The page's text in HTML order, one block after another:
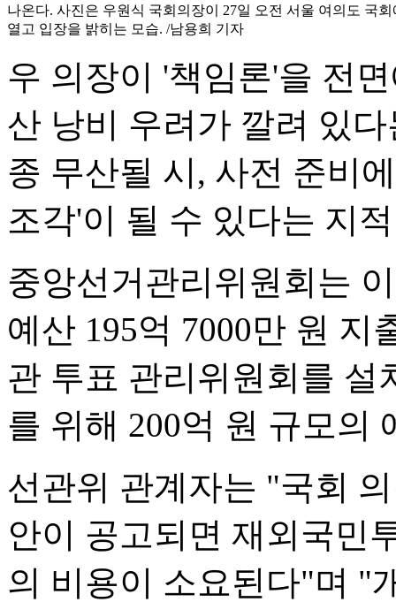
나온다. 사진은 우원식 국회의장이 27일 오전 서울 여의도 국
열고 입장을 밝히는 모습. /남용희 기자
우 의장이 '책임론'을 전
산 낭비 우려가 깔려 있
종 무산될 시, 사전 준비
조각'이 될 수 있다는 지
중앙선거관리위원회는
예산 195억 7000만 원 지
관 투표 관리위원회를 설
를 위해 200억 원 규모의
선관위 관계자는 "국회
안이 공고되면 재외국민
의 비용이 소요된다"며 "